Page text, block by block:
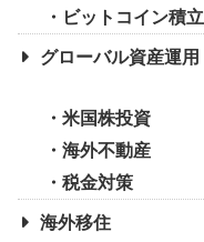
ビットコイン積立
グローバル資産運用
米国株投資
海外不動産
税金対策
海外移住